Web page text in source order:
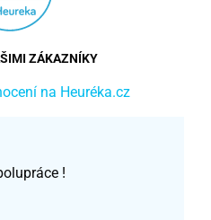
ZÁKAZNÍKY
na Heuréka.cz
!